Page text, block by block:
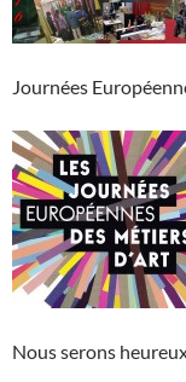
Journées
Nous serons